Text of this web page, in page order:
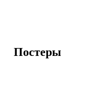
Постеры